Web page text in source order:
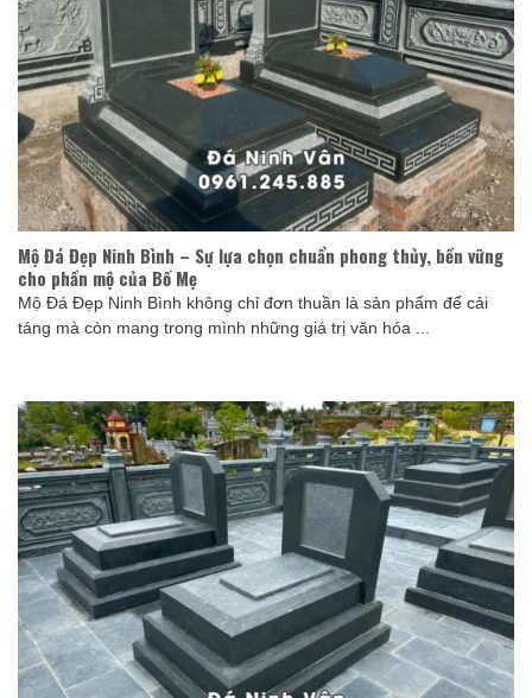
Mộ Đá Đẹp Ninh Bình – Sự lựa chọn chuẩn phong thủy, bền vững
cho phần mộ của Bố Mẹ
Mộ Đá Đẹp Ninh Bình không chỉ đơn thuần là sản phẩm để cải
táng mà còn mang trong mình những giá trị văn hóa ...